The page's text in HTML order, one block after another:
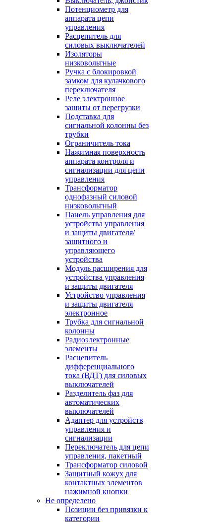
Потенциометр для
аппарата цепи
управления
Расцепитель для
силовых выключателей
Изоляторы
низковольтные
Ручка с блокировкой
замком для кулачкового
переключателя
Реле электронное
защиты от перегрузки
Подставка для
сигнальной колонны без
трубки
Ограничитель тока
Нажимная поверхность
аппарата контроля и
сигнализации для цепи
управления
Трансформатор
однофазный силовой
низковольтный
Панель управления для
устройства управления
и защиты двигателя/
защитного и
управляющего
устройства
Модуль расширения для
устройства управления
и защиты двигателя
Устройство управления
и защиты двигателя
электронное
Трубка для сигнальной
колонны
Радиоэлектронные
элементы
Расцепитель
дифференциального
тока (ВДТ) для силовых
выключателей
Разделитель фаз для
автоматических
выключателей
Адаптер для устройств
управления и
сигнализации
Переключатель для цепи
управления, пакетный
Трансформатор силовой
Защитный кожух для
контактных элементов
нажимной кнопки
Не определено
Позиции без привязки к
категории